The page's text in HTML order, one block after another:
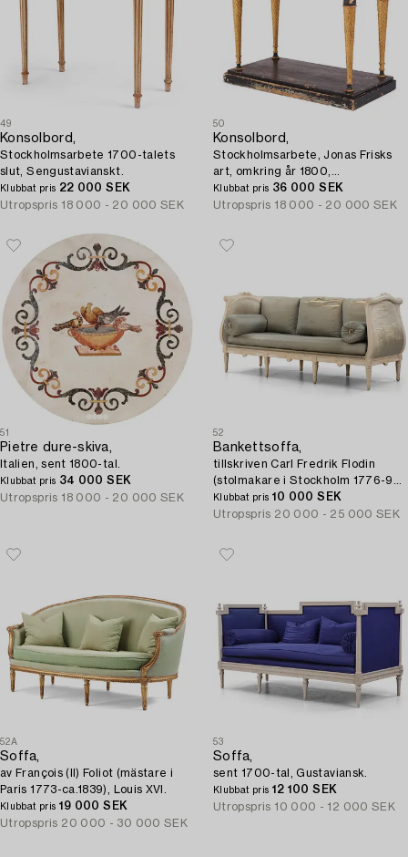
49
Konsolbord,
Stockholmsarbete 1700-talets
slut, Sengustavianskt.
Klubbat pris 22 000 SEK
Utropspris 18 000 - 20 000 SEK
50
Konsolbord,
Stockholmsarbete, Jonas Frisks
art, omkring år 1800,
Sengustavianskt.
Klubbat pris 36 000 SEK
Utropspris 18 000 - 20 000 SEK
51
Pietre dure-skiva,
Italien, sent 1800-tal.
Klubbat pris 34 000 SEK
Utropspris 18 000 - 20 000 SEK
52
Bankettsoffa,
tillskriven Carl Fredrik Flodin
(stolmakare i Stockholm 1776-95),
Gustaviansk.
Klubbat pris 10 000 SEK
Utropspris 20 000 - 25 000 SEK
52A
Soffa,
av François (II) Foliot (mästare i
Paris 1773-ca.1839), Louis XVI.
Klubbat pris 19 000 SEK
Utropspris 20 000 - 30 000 SEK
53
Soffa,
sent 1700-tal, Gustaviansk.
Klubbat pris 12 100 SEK
Utropspris 10 000 - 12 000 SEK